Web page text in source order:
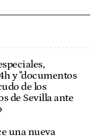
y "documentos
de los
de Sevilla ante
una nueva